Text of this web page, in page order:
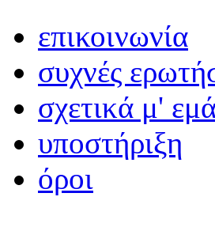
επικοινωνία
συχνές
σχετικά μ'
υποστήριξη
όροι